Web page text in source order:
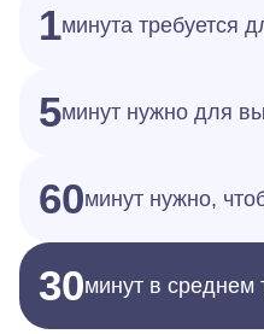
1минута требуется
5минут нужно для
60минут нужно,
30минут в среднем